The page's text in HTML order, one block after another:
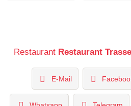
Restaurant Restaurant Trasse
E-Mail